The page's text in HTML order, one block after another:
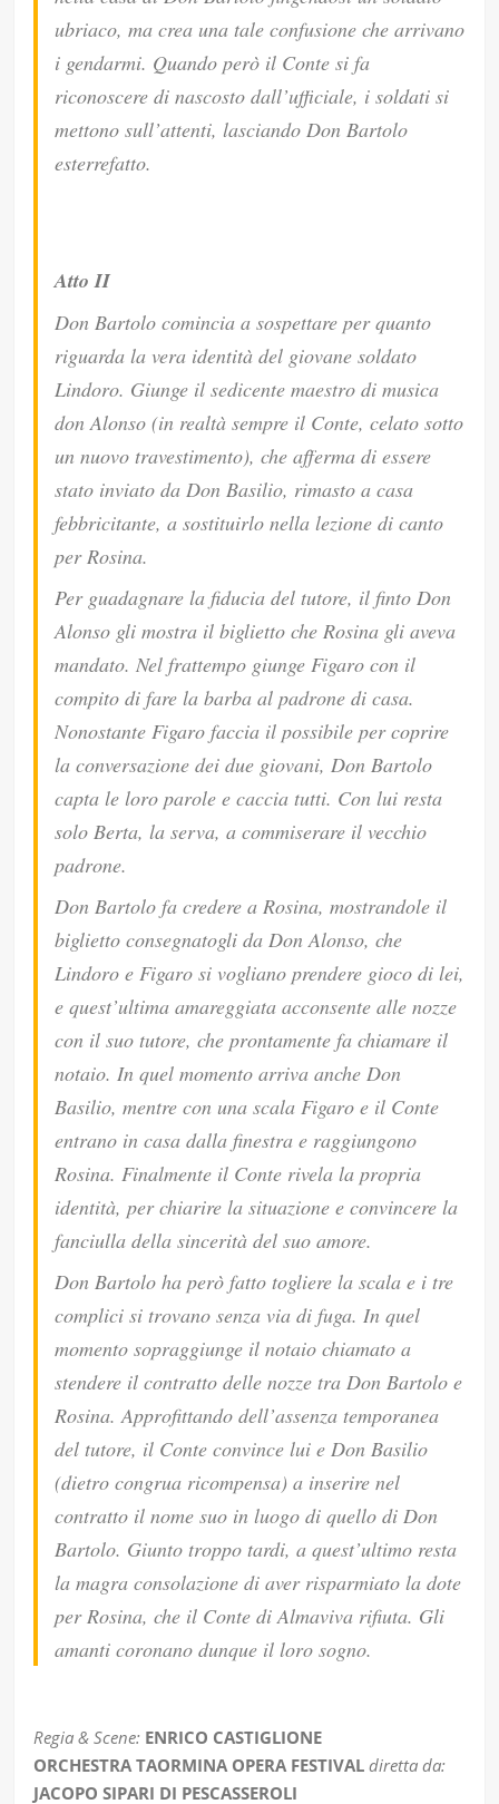
ubriaco, ma crea una tale confusione che arrivano
i gendarmi. Quando però il Conte si fa
riconoscere di nascosto dall’ufficiale, i soldati si
mettono sull’attenti, lasciando Don Bartolo
esterrefatto.
Atto II
Don Bartolo comincia a sospettare per quanto
riguarda la vera identità del giovane soldato
Lindoro. Giunge il sedicente maestro di musica
don Alonso (in realtà sempre il Conte, celato sotto
un nuovo travestimento), che afferma di essere
stato inviato da Don Basilio, rimasto a casa
febbricitante, a sostituirlo nella lezione di canto
per Rosina.
Per guadagnare la fiducia del tutore, il finto Don
Alonso gli mostra il biglietto che Rosina gli aveva
mandato. Nel frattempo giunge Figaro con il
compito di fare la barba al padrone di casa.
Nonostante Figaro faccia il possibile per coprire
la conversazione dei due giovani, Don Bartolo
capta le loro parole e caccia tutti. Con lui resta
solo Berta, la serva, a commiserare il vecchio
padrone.
Don Bartolo fa credere a Rosina, mostrandole il
biglietto consegnatogli da Don Alonso, che
Lindoro e Figaro si vogliano prendere gioco di lei,
e quest’ultima amareggiata acconsente alle nozze
con il suo tutore, che prontamente fa chiamare il
notaio. In quel momento arriva anche Don
Basilio, mentre con una scala Figaro e il Conte
entrano in casa dalla finestra e raggiungono
Rosina. Finalmente il Conte rivela la propria
identità, per chiarire la situazione e convincere la
fanciulla della sincerità del suo amore.
Don Bartolo ha però fatto togliere la scala e i tre
complici si trovano senza via di fuga. In quel
momento sopraggiunge il notaio chiamato a
stendere il contratto delle nozze tra Don Bartolo e
Rosina. Approfittando dell’assenza temporanea
del tutore, il Conte convince lui e Don Basilio
(dietro congrua ricompensa) a inserire nel
contratto il nome suo in luogo di quello di Don
Bartolo. Giunto troppo tardi, a quest’ultimo resta
la magra consolazione di aver risparmiato la dote
per Rosina, che il Conte di Almaviva rifiuta. Gli
amanti coronano dunque il loro sogno.
Regia & Scene: ENRICO CASTIGLIONE
ORCHESTRA TAORMINA OPERA FESTIVAL diretta da:
JACOPO SIPARI DI PESCASSEROLI